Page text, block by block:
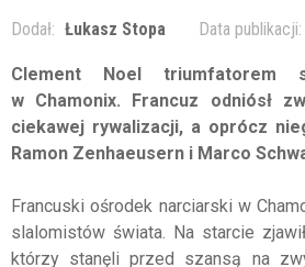
Dodał: Łukasz Stopa Data publikacji:
Clement Noel triumfatorem
w Chamonix. Francuz odniósł
ciekawej rywalizacji, a oprócz
Ramon Zenhaeusern i Marco
Francuski ośrodek narciarski w
slalomistów świata. Na starcie
którzy stanęli przed szansą na